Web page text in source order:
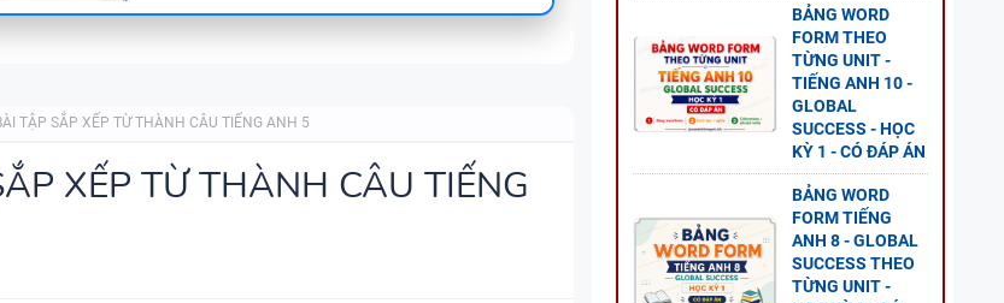
SPEAKING TIẾNG ANH 3
TẬP SẮP XẾP TỪ THÀNH CÂU TIẾNG ANH 5
XẾP TỪ THÀNH CÂU TIẾNG
BẢNG WORD
FORM THEO
TỪNG UNIT -
TIẾNG ANH 10 -
GLOBAL
SUCCESS - HỌC
KỲ 1 - CÓ ĐÁP ÁN
BẢNG WORD
FORM TIẾNG
ANH 8 - GLOBAL
SUCCESS THEO
TỪNG UNIT -